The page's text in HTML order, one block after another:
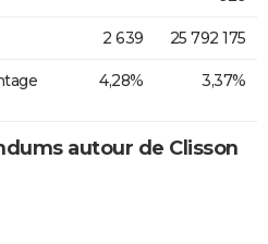
2 639 25 792 175
4,28% 3,37%
autour de Clisson